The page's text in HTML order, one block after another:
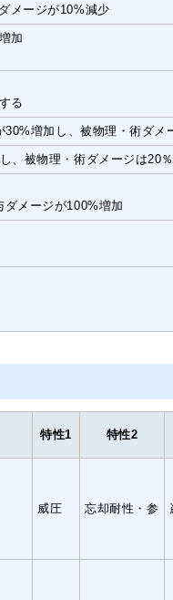
メージが10%減少
加
る
増加し、被物理・術ダメ
、被物理・術ダメージは20
メージが100%増加
特性1 特性2
威圧 忘却耐性・参